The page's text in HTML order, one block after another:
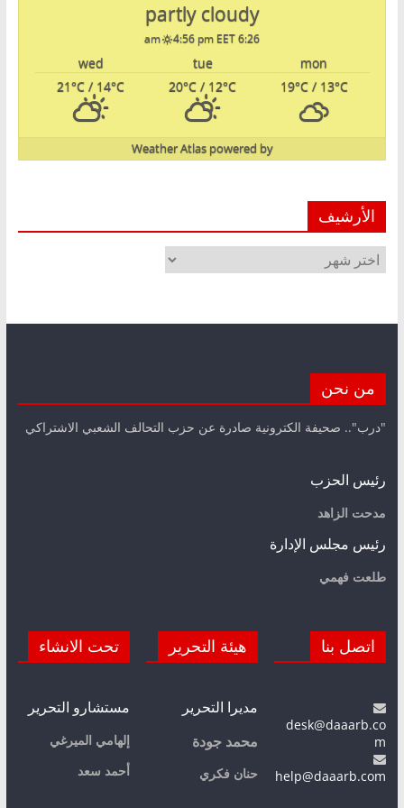
partly cloudy
6:26 am
4:56 pm EET
mon
tue
wed
19°C/ 13°C
20°C / 12°C
21°C / 14°C
powered by
Weather Atlas
الأرشيف
الأرشيف
من نحن
"درب".. صحيفة الكترونية صادرة عن حزب التحالف الشعبي الاشتراكي
رئيس الحزب
مدحت الزاهد
رئيس مجلس الإدارة
طلعت فهمي
اتصل بنا
desk@daaarb.co
m
help@daaarb.com
هيئة التحرير
مديرا التحرير
محمد جودة
حنان فكري
تحت الانشاء
مستشارو التحرير
إلهامي الميرغي
أحمد سعد